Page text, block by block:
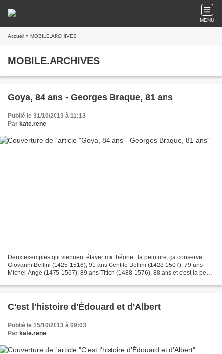
MENU
Accueil » MOBILE.ARCHIVES
MOBILE.ARCHIVES
Goya, 84 ans - Georges Braque, 81 ans
Publié le 31/10/2013 à 11:13
Par kate.rene
Deux exemples qui viennent étayer ma théorie : la peinture, ça conserve.
Giovanni Bellini (1425-1516), 91 ans Gentile Bellini (1428-1507), 79 ans
Michel-Ange (1475-1567), 89 ans Titien (1488-1576), 88 ans et c'est la peste
C'est l'histoire d'Édouard et d'Albert
Publié le 15/10/2013 à 09:03
Par kate.rene